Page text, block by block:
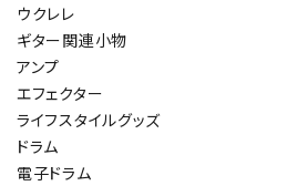
ウクレレ
ギター関連小物
アンプ
エフェクター
ライフスタイルグッズ
ドラム
電子ドラム